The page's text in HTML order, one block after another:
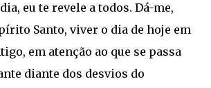
eu te revele a todos. Dá-me,
Santo, viver o dia de hoje em
em atenção ao que se passa
diante dos desvios do